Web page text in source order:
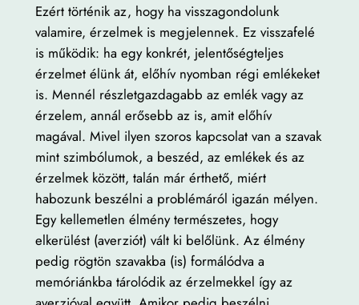
Ezért történik az, hogy ha visszagondolunk
valamire, érzelmek is megjelennek. Ez visszafelé
is működik: ha egy konkrét, jelentőségteljes
érzelmet élünk át, előhív nyomban régi emlékeket
is. Mennél részletgazdagabb az emlék vagy az
érzelem, annál erősebb az is, amit előhív
magával. Mivel ilyen szoros kapcsolat van a szavak
mint szimbólumok, a beszéd, az emlékek és az
érzelmek között, talán már érthető, miért
habozunk beszélni a problémáról igazán mélyen.
Egy kellemetlen élmény természetes, hogy
elkerülést (averziót) vált ki belőlünk. Az élmény
pedig rögtön szavakba (is) formálódva a
memóriánkba tárolódik az érzelmekkel így az